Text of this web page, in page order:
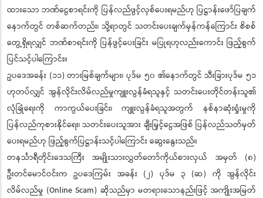
ထားသော ဘဏ်ငွေစာရင်းကို ပြန်လည်ဖွင့်လှစ်ပေးရမည်ဟု ပြဋ္ဌာန်းဖော်ပြချက်
နောက်တွင် တစ်ဆက်တည်း၊ သို့ရာတွင် သတင်းပေးချက်မှန်ကန်ကြောင်း စိစစ်
တွေ့ရှိရလျှင် ဘဏ်စာရင်းကို ပြန်ဖွင့်ပေးခြင်း မပြုရဟုလည်းကောင်း ဖြည့်စွက်
ပြင်သင့်ပါကြောင်း။
ဥပဒေအခန်း (၁၁) တားမြစ်ချက်များ၊ ပုဒ်မ ၅၀ ၏နောက်တွင် သီးခြားပုဒ်မ ၅၁
ဟုတပ်လျှင် အွန်လိုင်းလိမ်လည်မှုကျူးလွန်ခံရသူနှင့် သတင်းပေးတိုင်တန်းသူ၏
လုံခြုံရေးကို ကာကွယ်ပေးခြင်း၊ ကျူးလွန်ခံရသူအတွက် နစ်နာဆုံးရှုံးမှုကို
ပြန်လည်ကုစားနိုင်ရေး၊ သတင်းပေးသူအား ချီးမြှင့်ငွေအဖြစ် ပြန်လည်သတ်မှတ်
ပေးရမည်ဟု ဖြည့်စွက်ပြဋ္ဌာန်းသင့်ပါကြောင်း ဆွေးနွေးသည်။
တနင်္သာရီတိုင်းဒေသကြီး အမျိုးသားလွှတ်တော်ကိုယ်စားလှယ် အမှတ် (၈)
ဦးတင်မောင်ဝင်းက ဥပဒေကြမ်း အခန်း (၂) ပုဒ်မ ၃ (ဆ) ကို အွန်လိုင်း
လိမ်လည်မှု (Online Scam) ဆိုသည်မှာ မတရားသောနည်းဖြင့် အကျိုးအမြတ်